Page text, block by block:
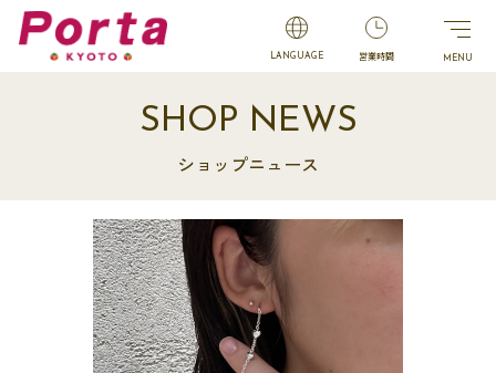
LANGUAGE 営業時間
SHOP NEWS
ショップニュース